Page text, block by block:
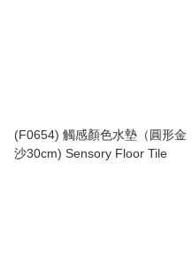
(F0654) 觸感顏色水墊（圓形金
沙30cm) Sensory Floor Tile